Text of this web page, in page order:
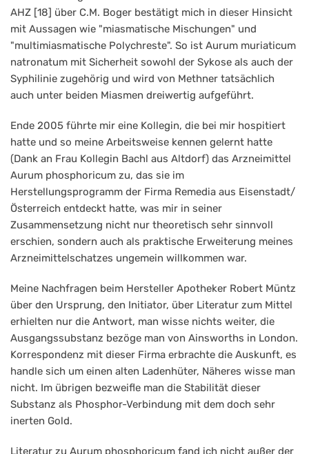
AHZ [18] über C.M. Boger bestätigt mich in dieser Hinsicht
mit Aussagen wie "miasmatische Mischungen" und
"multimiasmatische Polychreste". So ist Aurum muriaticum
natronatum mit Sicherheit sowohl der Sykose als auch der
Syphilinie zugehörig und wird von Methner tatsächlich
auch unter beiden Miasmen dreiwertig aufgeführt.
Ende 2005 führte mir eine Kollegin, die bei mir hospitiert
hatte und so meine Arbeitsweise kennen gelernt hatte
(Dank an Frau Kollegin Bachl aus Altdorf) das Arzneimittel
Aurum phosphoricum zu, das sie im
Herstellungsprogramm der Firma Remedia aus Eisenstadt/
Österreich entdeckt hatte, was mir in seiner
Zusammensetzung nicht nur theoretisch sehr sinnvoll
erschien, sondern auch als praktische Erweiterung meines
Arzneimittelschatzes ungemein willkommen war.
Meine Nachfragen beim Hersteller Apotheker Robert Müntz
über den Ursprung, den Initiator, über Literatur zum Mittel
erhielten nur die Antwort, man wisse nichts weiter, die
Ausgangssubstanz bezöge man von Ainsworths in London.
Korrespondenz mit dieser Firma erbrachte die Auskunft, es
handle sich um einen alten Ladenhüter, Näheres wisse man
nicht. Im übrigen bezweifle man die Stabilität dieser
Substanz als Phosphor-Verbindung mit dem doch sehr
inerten Gold.
Literatur zu Aurum phosphoricum fand ich nicht außer der